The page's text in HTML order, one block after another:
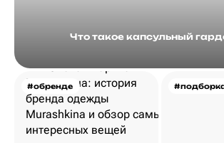
Что такое капсульный
#обренде